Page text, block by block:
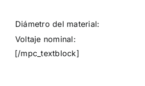
Diámetro del material:
Voltaje nominal:
[/mpc_textblock]